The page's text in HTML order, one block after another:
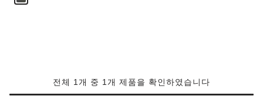
이
트
전체 1개 중 1개 제품을 확인하였습니다